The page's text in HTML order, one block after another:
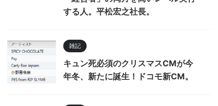
する人。平松宏之社長。
雑記
キュン死必須のクリスマスCMが今
年冬、新たに誕生！ドコモ新CM。